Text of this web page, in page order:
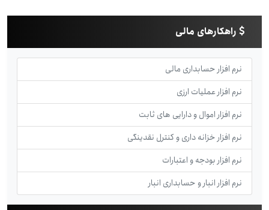
راهکارهای مالی
نرم افزار حسابداری مالی
نرم افزار عملیات ارزی
نرم افزار اموال و دارایی های ثابت
نرم افزار خزانه داری و کنترل نقدینگی
نرم افزار بودجه و اعتبارات
نرم افزار انبار و حسابداری انبار